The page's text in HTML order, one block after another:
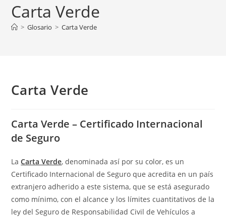
Carta Verde
> Glosario > Carta Verde
Carta Verde
Carta Verde – Certificado Internacional
de Seguro
LaCarta Verde, denominada así por su color, es un
Certificado Internacional de Seguro que acredita en un país
extranjero adherido a este sistema, que se está asegurado
como mínimo, con el alcance y los límites cuantitativos de la
ley del Seguro de Responsabilidad Civil de Vehículos a